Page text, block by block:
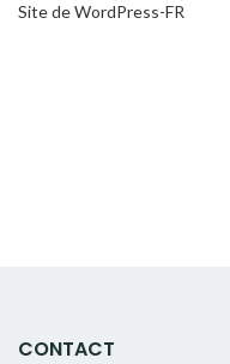
Site de WordPress-FR
CONTACT